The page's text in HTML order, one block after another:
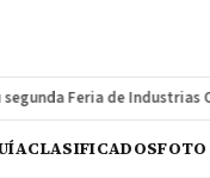
Feria de Industrias
CLASIFICADOS